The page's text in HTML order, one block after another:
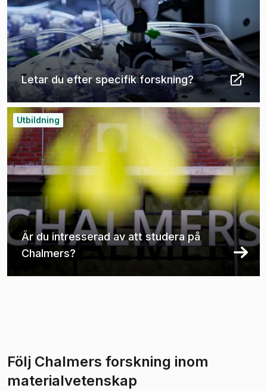
Letar du efter specifik forskning?
Utbildning
Är du intresserad av att studera på
Chalmers?
Följ Chalmers forskning inom
materialvetenskap